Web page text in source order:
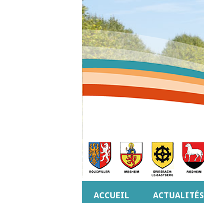
ACCUEIL ACTUALITÉS